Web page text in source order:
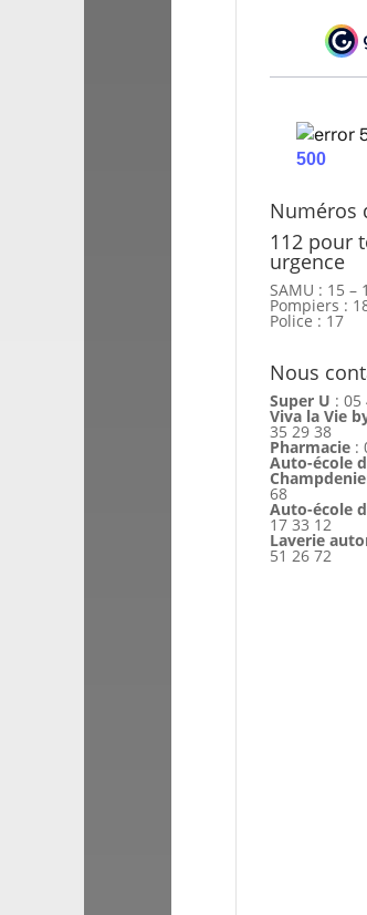
Numéros
112 pour
urgence
SAMU : 15 –
Pompiers :
Police : 17
Nous
Super U : 05
Viva la Vie
35 29 38
Pharmacie :
Auto-école
68
Auto-école
17 33 12
Laverie
51 26 72